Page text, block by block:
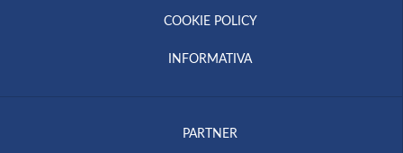
COOKIE POLICY
INFORMATIVA
PARTNER